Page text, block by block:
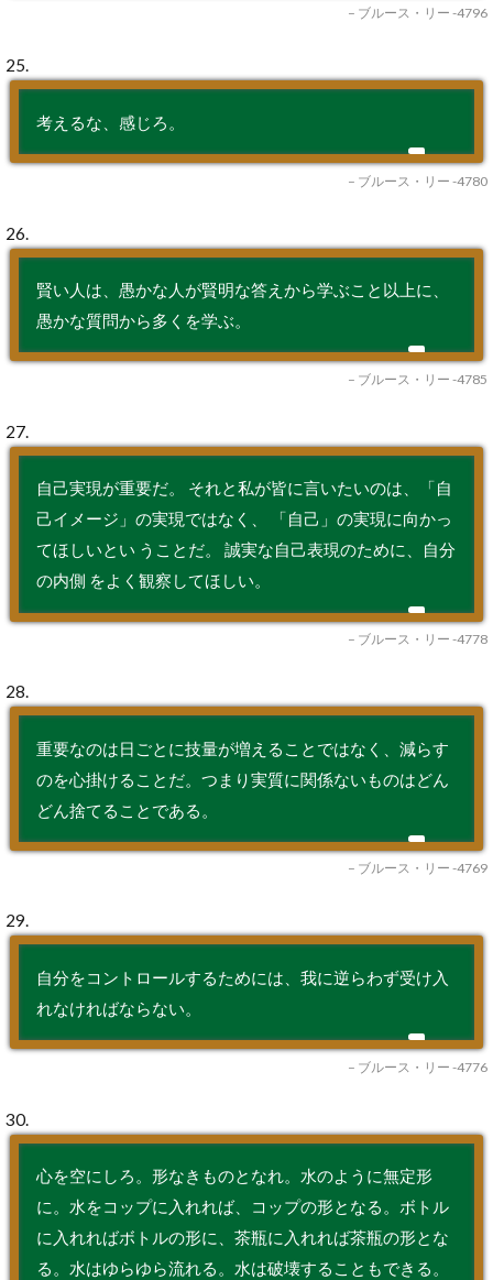
– ブルース・リー -4796
25.
考えるな、感じろ。
– ブルース・リー -4780
26.
賢い人は、愚かな人が賢明な答えから学ぶこと以上に、
愚かな質問から多くを学ぶ。
– ブルース・リー -4785
27.
自己実現が重要だ。 それと私が皆に言いたいのは、「自
己イメージ」の実現ではなく、 「自己」の実現に向かっ
てほしいとい うことだ。 誠実な自己表現のために、自分
の内側 をよく観察してほしい。
– ブルース・リー -4778
28.
重要なのは日ごとに技量が増えることではなく、減らす
のを心掛けることだ。つまり実質に関係ないものはどん
どん捨てることである。
– ブルース・リー -4769
29.
自分をコントロールするためには、我に逆らわず受け入
れなければならない。
– ブルース・リー -4776
30.
心を空にしろ。形なきものとなれ。水のように無定形
に。水をコップに入れれば、コップの形となる。ボトル
に入れればボトルの形に、茶瓶に入れれば茶瓶の形とな
る。水はゆらゆら流れる。水は破壊することもできる。